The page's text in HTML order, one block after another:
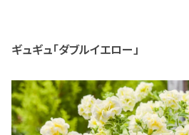
ギュギュ「ダブルイエロー」